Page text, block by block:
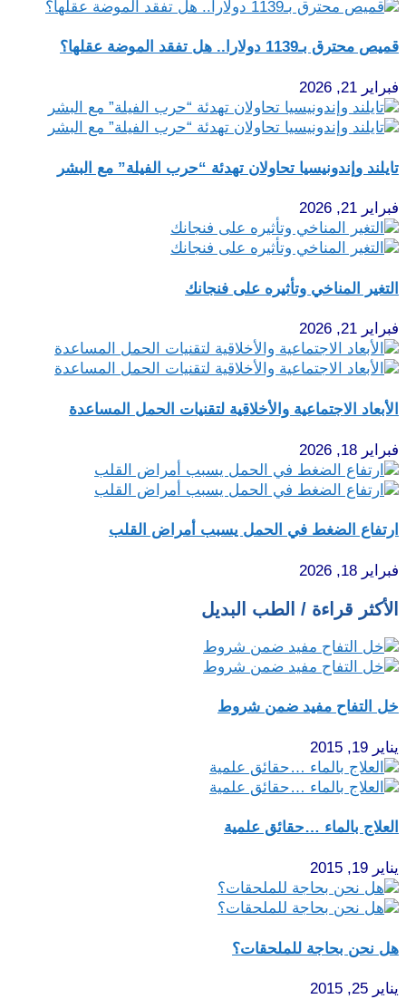
قميص محترق بـ1139 دولارا.. هل تفقد الموضة عقلها؟
فبراير 21, 2026
تايلند وإندونيسيا تحاولان تهدئة “حرب الفيلة” مع البشر
فبراير 21, 2026
التغير المناخي وتأثيره على فنجانك
فبراير 21, 2026
الأبعاد الاجتماعية والأخلاقية لتقنيات الحمل المساعدة
فبراير 18, 2026
ارتفاع الضغط في الحمل يسبب أمراض القلب
فبراير 18, 2026
الأكثر قراءة / الطب البديل
خل التفاح مفيد ضمن شروط
يناير 19, 2015
العلاج بالماء …حقائق علمية
يناير 19, 2015
هل نحن بحاجة للملحقات؟
يناير 25, 2015